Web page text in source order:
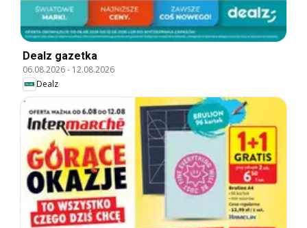
Dealz gazetka
06.08.2026- 12.08.2026
Dealz